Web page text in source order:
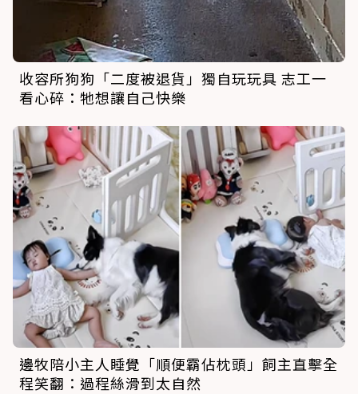
收容所狗狗「二度被退貨」獨自玩玩具 志工一
看心碎：牠想讓自己快樂
邊牧陪小主人睡覺「順便霸佔枕頭」飼主直擊全
程笑翻：過程絲滑到太自然